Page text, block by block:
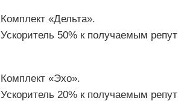
Комплект «Дельта».
Ускоритель 50% к получаемым
Комплект «Эхо».
Ускоритель 20% к получаемым